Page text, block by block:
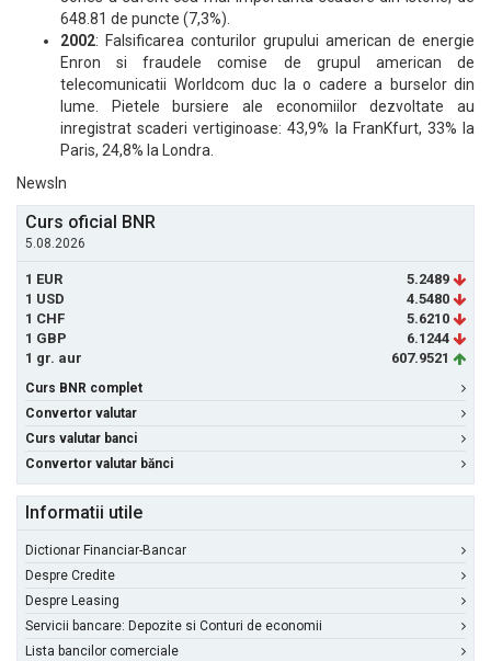
648.81 de puncte (7,3%).
2002: Falsificarea conturilor grupului american de energie
Enron si fraudele comise de grupul american de
telecomunicatii Worldcom duc la o cadere a burselor din
lume. Pietele bursiere ale economiilor dezvoltate au
inregistrat scaderi vertiginoase: 43,9% la FranKfurt, 33% la
Paris, 24,8% la Londra.
NewsIn
Curs oficial BNR
5.08.2026
1 EUR
5.2489
1 USD
4.5480
1 CHF
5.6210
1 GBP
6.1244
1 gr. aur
607.9521
Curs BNR complet
Convertor valutar
Curs valutar banci
Convertor valutar bănci
Informatii utile
Dictionar Financiar-Bancar
Despre Credite
Despre Leasing
Servicii bancare: Depozite si Conturi de economii
Lista bancilor comerciale